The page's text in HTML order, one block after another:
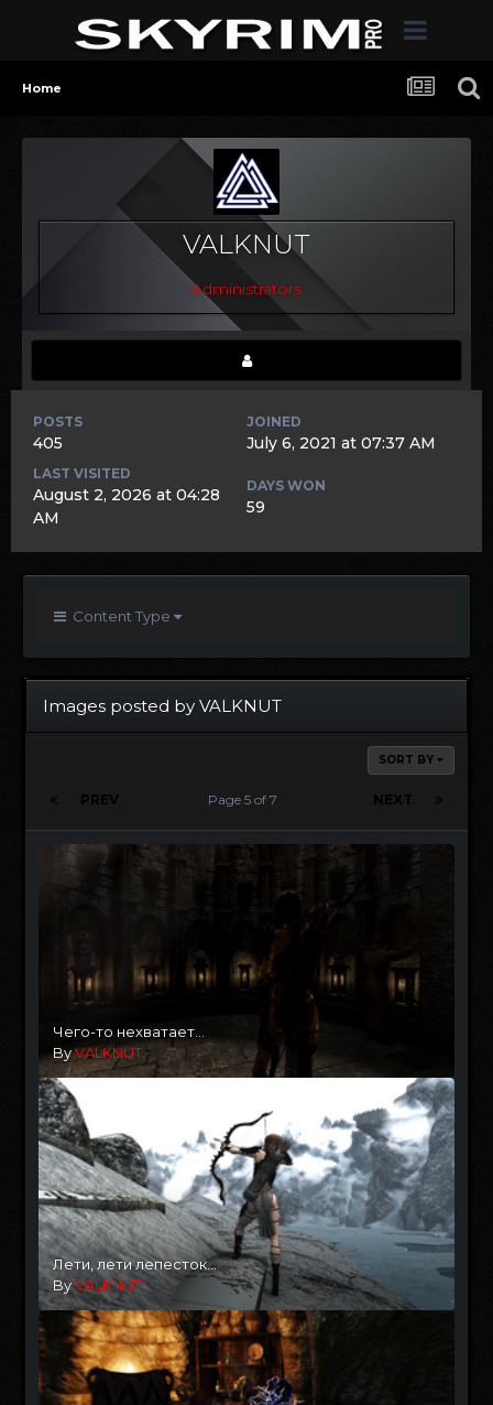
Home
VALKNUT
Administrators
POSTS
405
JOINED
July 6, 2021 at 07:37 AM
LAST VISITED
August 2, 2026 at 04:28
AM
DAYS WON
59
Content Type
Images posted by VALKNUT
SORT BY
PREV NEXT
Page 5 of 7
Чего-то нехватает...
ByVALKNUT
Лети, лети лепесток...
ByVALKNUT